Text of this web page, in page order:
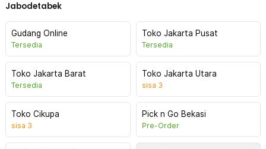
Jabodetabek
Gudang Online
Tersedia
Toko Jakarta Pusat
Tersedia
Toko Jakarta Barat
Tersedia
Toko Jakarta Utara
sisa 3
Toko Cikupa
sisa 3
Pick n Go Bekasi
Pre-Order